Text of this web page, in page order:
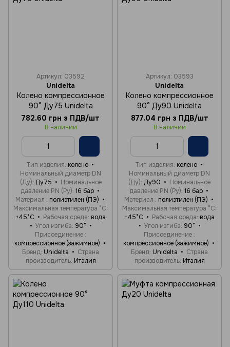
Артикул: 03592
Unidelta
Колено компрессионное
90° Ду75 Unidelta
782.60 грн з ПДВ/шт
В наличии
Тип изделия колено
Номинальный диаметр DN
(Ду) Ду75
Номинальное
давление PN (Ру) 16 бар
Материал
полиэтилен (ПЭ)
Максимальная температура °C
+45°C
Рабочая среда вода
Угол изгиба 90°
Присоединение
компрессионное (зажимное)
Бренд Unidelta
Страна
производитель Италия
Артикул: 03593
Unidelta
Колено компрессионное
90° Ду90 Unidelta
877.04 грн з ПДВ/шт
В наличии
Тип изделия колено
Номинальный диаметр DN
(Ду) Ду90
Номинальное
давление PN (Ру) 16 бар
Материал
полиэтилен (ПЭ)
Максимальная температура °C
+45°C
Рабочая среда вода
Угол изгиба 90°
Присоединение
компрессионное (зажимное)
Бренд Unidelta
Страна
производитель Италия